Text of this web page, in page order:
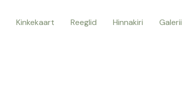
Kinkekaart Reeglid Hinnakiri Galerii